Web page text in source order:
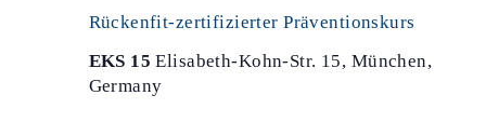
Rückenfit-zertifizierter Präventionskurs
EKS 15Elisabeth-Kohn-Str. 15, München,
Germany